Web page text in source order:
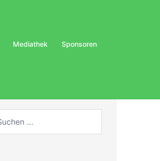
Mediathek
Sponsoren